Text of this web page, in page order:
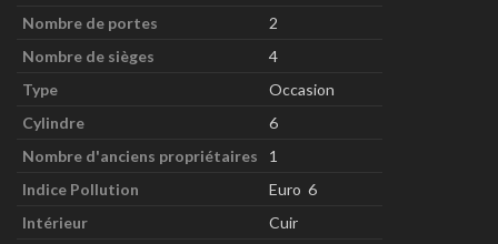
Nombre de portes
2
Nombre de sièges
4
Type
Occasion
Cylindre
6
Nombre d'anciens propriétaires
1
Indice Pollution
Euro 6
Intérieur
Cuir